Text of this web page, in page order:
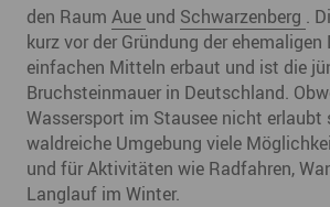
den Raum Aue und Schwarzenberg .
kurz vor der Gründung der ehemaligen
einfachen Mitteln erbaut und ist die
Bruchsteinmauer in Deutschland.
Wassersport im Stausee nicht erlaubt
waldreiche Umgebung viele
und für Aktivitäten wie Radfahren,
Langlauf im Winter.